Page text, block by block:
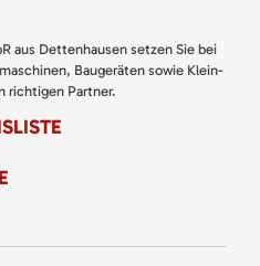
aus Dettenhausen setzen Sie bei
Baugeräten sowie Klein-
richtigen Partner.